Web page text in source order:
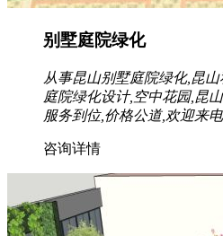
别墅庭院绿化
从事昆山别墅庭院绿化,昆
庭院绿化设计,空中花园,昆
服务到位,价格公道,欢迎来
咨询详情